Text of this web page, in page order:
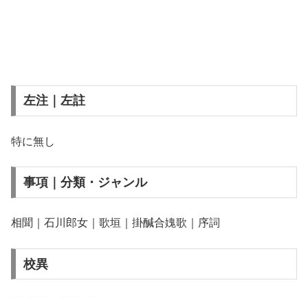
左注｜左註
特に無し
事項｜分類・ジャンル
相聞｜石川郎女｜歌垣｜掛醎合媿歌｜序詞
校異